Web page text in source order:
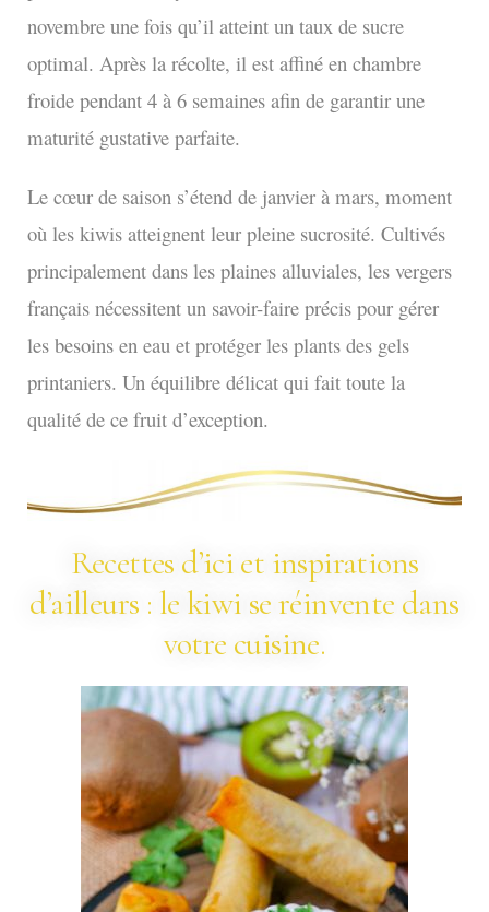
novembre une fois qu’il atteint un taux de sucre
optimal. Après la récolte, il est affiné en chambre
froide pendant 4 à 6 semaines afin de garantir une
maturité gustative parfaite.
Le cœur de saison s’étend de janvier à mars, moment
où les kiwis atteignent leur pleine sucrosité. Cultivés
principalement dans les plaines alluviales, les vergers
français nécessitent un savoir-faire précis pour gérer
les besoins en eau et protéger les plants des gels
printaniers. Un équilibre délicat qui fait toute la
qualité de ce fruit d’exception.
Recettes d’ici et inspirations
d’ailleurs : le kiwi se réinvente dans
votre cuisine.